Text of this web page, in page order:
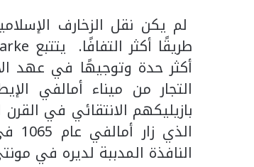
لم يكن نقل الزخارف
أكثر حدة وتوجيهًا في عهد
التجار من ميناء أمالفي
بازيليكهم الانتقائي في
النافذة المدببة لديره في